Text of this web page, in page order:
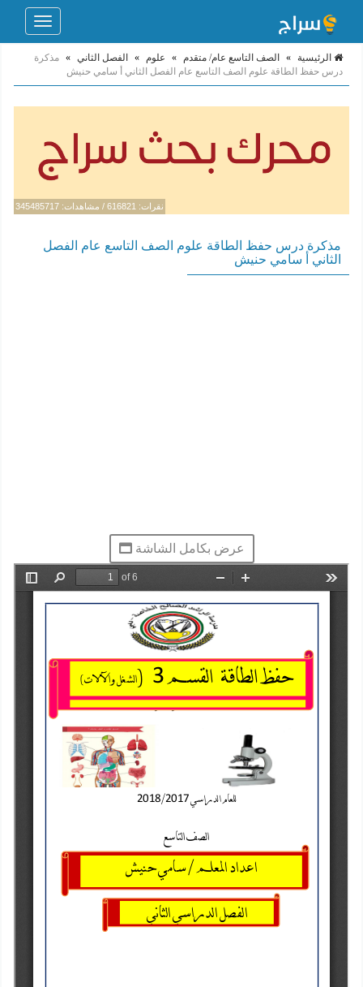
Toggle
الرئيسية » الصف التاسع عام/ متقدم » علوم » الفصل الثاني » مذكرة
درس حفظ الطاقة علوم الصف التاسع عام الفصل الثاني أ سامي حنيش
نقرات: 616821 / مشاهدات: 345485717
مذكرة درس حفظ الطاقة علوم الصف التاسع عام الفصل
الثاني أ سامي حنيش
عرض بكامل الشاشة